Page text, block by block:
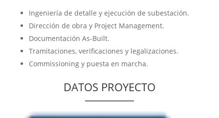
Ingeniería de detalle y ejecución de subestación.
Dirección de obra y Project Management.
Documentación As-Built.
Tramitaciones, verificaciones y legalizaciones.
Commissioning y puesta en marcha.
DATOS PROYECTO